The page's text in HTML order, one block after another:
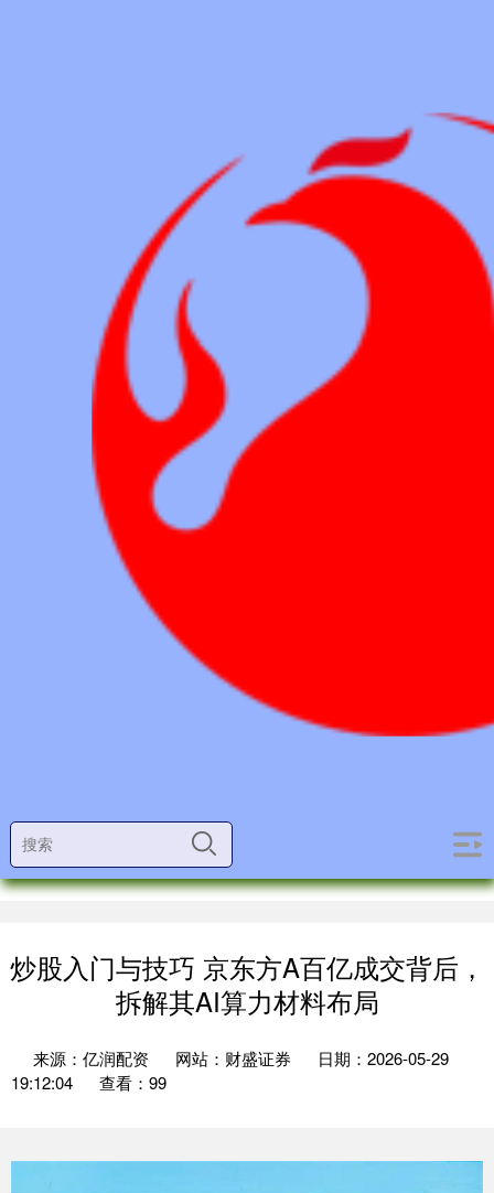
炒股入门与技巧 京东方A百亿成交背后，
拆解其AI算力材料布局
来源：亿润配资 网站：财盛证券
日期：2026-05-29
19:12:04
查看：99